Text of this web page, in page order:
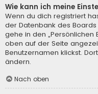
Wie kann ich meine
Wenn du dich registriert
der Datenbank des
gehe in den „Persönlichen
oben auf der Seite
Benutzernamen klickst.
ändern.
Nach oben